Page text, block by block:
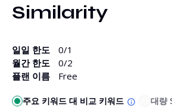
더 보기
로그인
업그레이드
Similarity
일일 한도 0/1
월간 한도
0/2
플랜 이름
Free
주요 키워드 대 비교 키워드 대량